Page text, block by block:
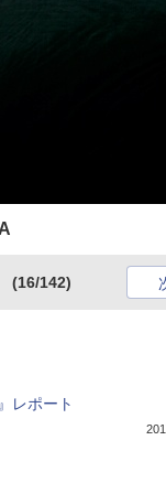
(16/142)
レポート